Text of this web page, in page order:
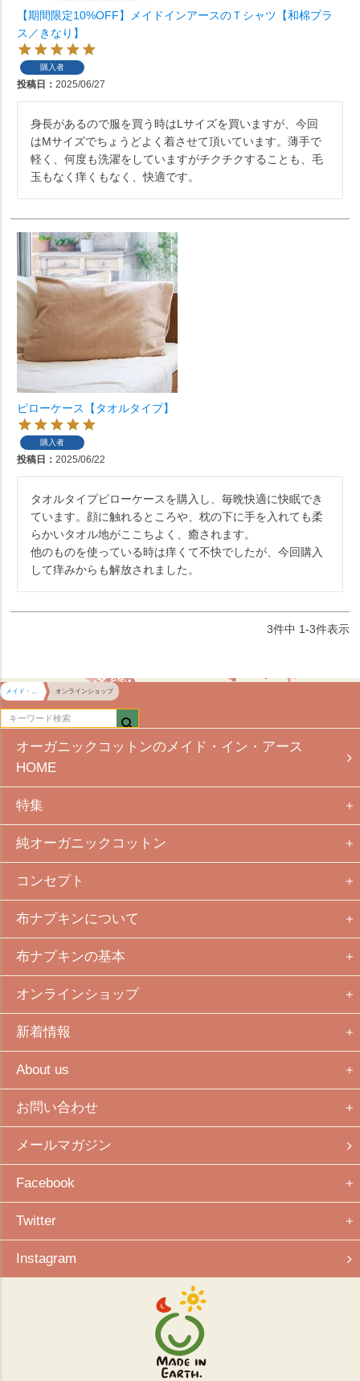
【期間限定10%OFF】メイドインアースのＴシャツ【和棉プラ
ス／きなり】
購入者
投稿日 2025/06/27
身長があるので服を買う時はLサイズを買いますが、今回
はMサイズでちょうどよく着させて頂いています。薄手で
軽く、何度も洗濯をしていますがチクチクすることも、毛
玉もなく痒くもなく、快適です。
ピローケース【タオルタイプ】
購入者
投稿日 2025/06/22
タオルタイプピローケースを購入し、毎晩快適に快眠でき
ています。顔に触れるところや、枕の下に手を入れても柔
らかいタオル地がここちよく、癒されます。
他のものを使っている時は痒くて不快でしたが、今回購入
して痒みからも解放されました。
3件中 1-3件表示
メイド・イン・アース HOME オンラインショップ
オーガニックコットンのメイド・イン・アース
HOME
特集
純オーガニックコットン
コンセプト
布ナプキンについて
布ナプキンの基本
オンラインショップ
新着情報
About us
お問い合わせ
メールマガジン
Facebook
Twitter
Instagram